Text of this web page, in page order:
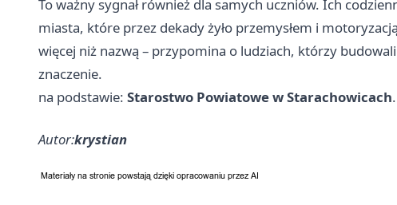
To ważny sygnał również dla samych uczniów. Ich
miasta, które przez dekady żyło przemysłem i
więcej niż nazwą – przypomina o ludziach, którzy
znaczenie.
na podstawie: Starostwo Powiatowe w Starachowicach.
Autor:krystian